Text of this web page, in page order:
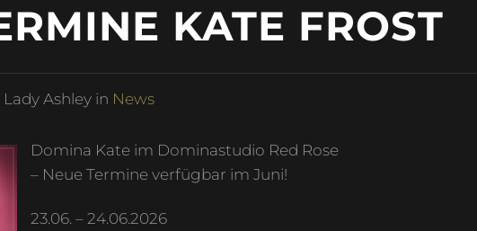
KATE FROST
Lady Ashley in News
Domina Kate im Dominastudio Red Rose
– Neue Termine verfügbar im Juni!
23.06. – 24.06.2026